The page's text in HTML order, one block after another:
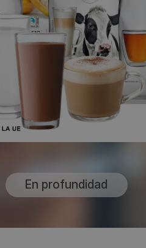
En profundidad